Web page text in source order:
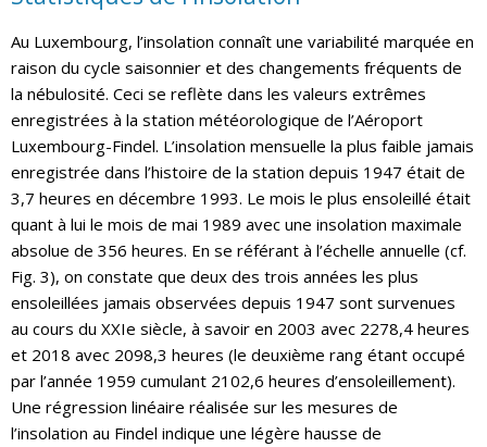
Au Luxembourg, l’insolation connaît une variabilité marquée en
raison du cycle saisonnier et des changements fréquents de
la nébulosité. Ceci se reflète dans les valeurs extrêmes
enregistrées à la station météorologique de l’Aéroport
Luxembourg-Findel. L’insolation mensuelle la plus faible jamais
enregistrée dans l’histoire de la station depuis 1947 était de
3,7 heures en décembre 1993. Le mois le plus ensoleillé était
quant à lui le mois de mai 1989 avec une insolation maximale
absolue de 356 heures. En se référant à l’échelle annuelle (cf.
Fig. 3), on constate que deux des trois années les plus
ensoleillées jamais observées depuis 1947 sont survenues
au cours du XXIe siècle, à savoir en 2003 avec 2278,4 heures
et 2018 avec 2098,3 heures (le deuxième rang étant occupé
par l’année 1959 cumulant 2102,6 heures d’ensoleillement).
Une régression linéaire réalisée sur les mesures de
l’insolation au Findel indique une légère hausse de